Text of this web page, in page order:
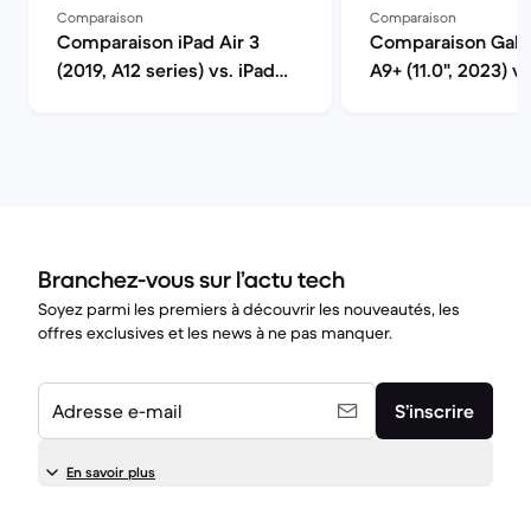
Comparaison
Comparaison iPad Air 3
(2019, A12 series) vs. iPad
Comparaison
Comparaison
A9+ (11.0", 2023)
Branchez-vous sur l’actu tech
Soyez parmi les premiers à découvrir les nouveautés, les
offres exclusives et les news à ne pas manquer.
Adresse e-mail S’inscrire
En savoir plus